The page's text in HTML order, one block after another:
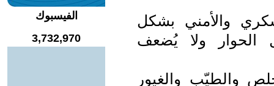
والأمني بشكل
الحوار ولا يُضعف
والطيّب والغيور
الفيسبوك
3,732,970